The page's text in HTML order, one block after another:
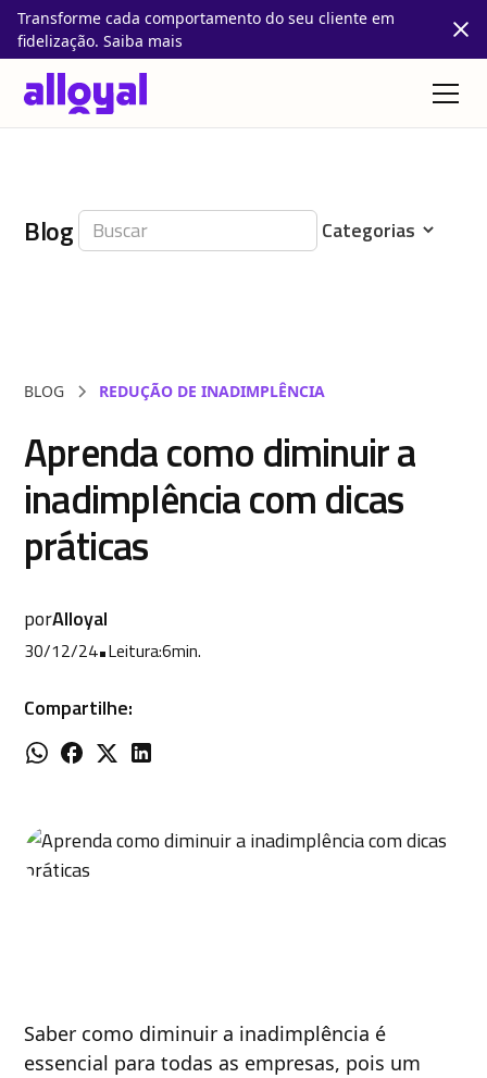
Transforme cada comportamento do seu cliente em
fidelização. Saiba mais
Blog
BLOG REDUÇÃO DE INADIMPLÊNCIA
Aprenda como diminuir a
inadimplência com dicas
práticas
porAlloyal
30/12/24•Leitura:6min.
Compartilhe:
Saber como diminuir a inadimplência é
essencial para todas as empresas, pois um